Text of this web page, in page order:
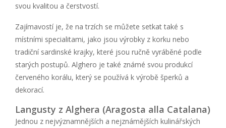
svou kvalitou a čerstvostí.
Zajímavostí je, že na trzích se můžete setkat také s
místními specialitami, jako jsou výrobky z korku nebo
tradiční sardinské krajky, které jsou ručně vyráběné podle
starých postupů. Alghero je také známé svou produkcí
červeného korálu, který se používá k výrobě šperků a
dekorací.
Langusty z Alghera (Aragosta alla Catalana)
Jednou z nejvýznamnějších a nejznámějších kulinářských